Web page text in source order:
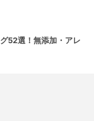
52選！無添加・アレ